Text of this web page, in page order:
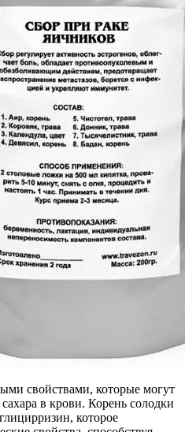
свойствами, которые могут
в крови. Корень солодки
которое